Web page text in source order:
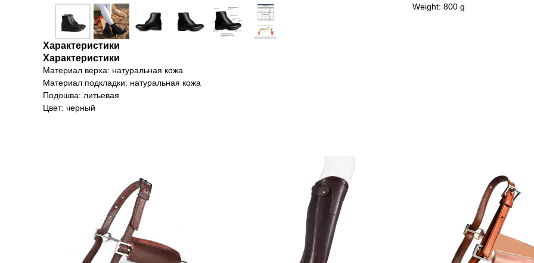
Weight: 800 g
Характеристики
Характеристики
Материал верха: натуральная кожа
Материал подкладки: натуральная кожа
Подошва: литьевая
Цвет: черный